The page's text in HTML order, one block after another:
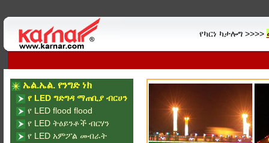
የካርነ ካታሎግ >>>>
ኤል.ኤል. የንግድ ነክ
የ LED ግድግዳ ማጠቢያ ብርሀን
የ LED flood flood
የ LED ትዕይንቶች ብርሃን
የ LED አምፖል መብራት